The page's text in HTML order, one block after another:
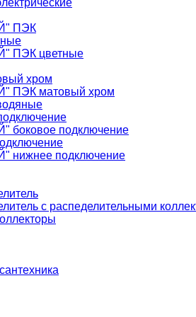
ПЭК
ПЭК цветные
хром
ПЭК матовый хром
подключение
подключение
с распеделительными